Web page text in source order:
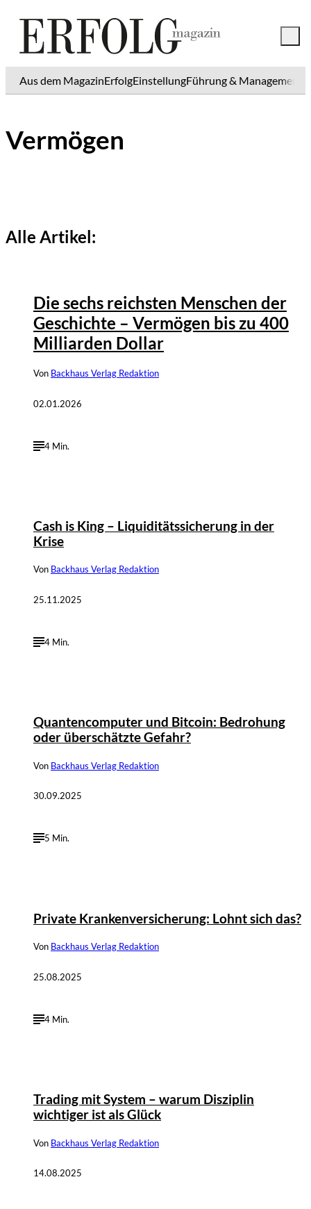
Aus dem MagazinErfolgEinstellungFührung & Management
Vermögen
Alle Artikel:
Die sechs reichsten Menschen der
Geschichte – Vermögen bis zu 400
Milliarden Dollar
Von Backhaus Verlag Redaktion
02.01.2026
4 Min.
Cash is King – Liquiditätssicherung in der
Krise
Von Backhaus Verlag Redaktion
25.11.2025
4 Min.
Quantencomputer und Bitcoin: Bedrohung
oder überschätzte Gefahr?
Von Backhaus Verlag Redaktion
30.09.2025
5 Min.
Private Krankenversicherung: Lohnt sich das?
Von Backhaus Verlag Redaktion
25.08.2025
4 Min.
Trading mit System – warum Disziplin
wichtiger ist als Glück
Von Backhaus Verlag Redaktion
14.08.2025